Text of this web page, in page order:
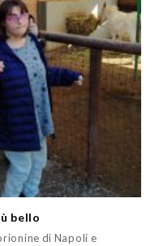
bello
di Napoli e